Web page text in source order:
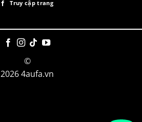
Truy cập trang
©
2026 4aufa.vn